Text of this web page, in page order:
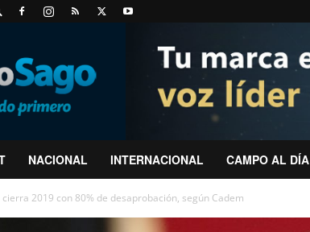
NACIONAL INTERNACIONAL CAMPO AL DÍA
cierra 2019 con 80% de desaprobación, según Cadem